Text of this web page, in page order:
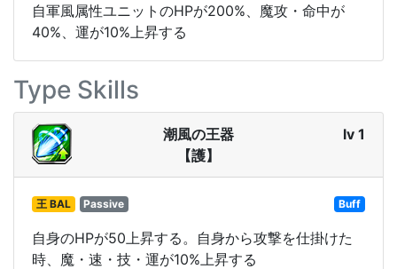
自軍風属性ユニットのHPが200%、魔攻・命中が
40%、運が10%上昇する
Type Skills
潮風の王器
【護】
lv 1
王 BAL Passive Buff
自身のHPが50上昇する。自身から攻撃を仕掛けた
時、魔・速・技・運が10%上昇する